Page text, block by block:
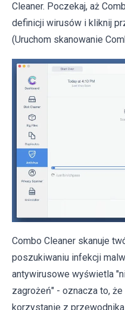
Cleaner. Poczekaj, aż
definicji wirusów i kliknij
(Uruchom skanowanie
Combo Cleaner skanuje
poszukiwaniu infekcji
antywirusowe wyświetla
zagrożeń" - oznacza to,
korzystanie z